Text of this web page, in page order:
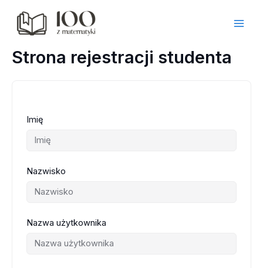
treści
Strona rejestracji studenta
Imię
Nazwisko
Nazwa użytkownika